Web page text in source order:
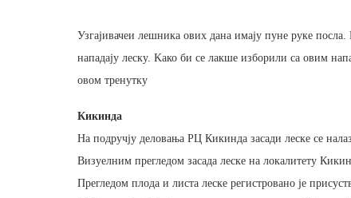
Узгајивачеи лешника ових дана имају пуне руке посла.
нападају леску. Kако би се лакше изборили са овим
овом тренутку
Кикинда
На подручју деловања РЦ Кикинда засади леске се
Визуелним прегледом засада леске на локалитету
Прегледом плода и листа леске регистровано је